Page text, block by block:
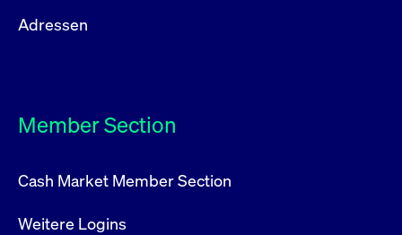
Adressen
Member Section
Cash Market Member Section
Weitere Logins